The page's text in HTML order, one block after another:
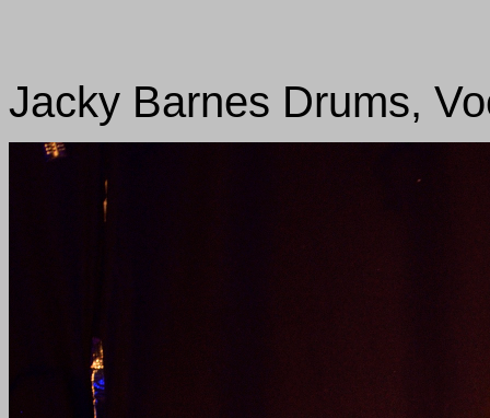
Jacky Barnes Drums,